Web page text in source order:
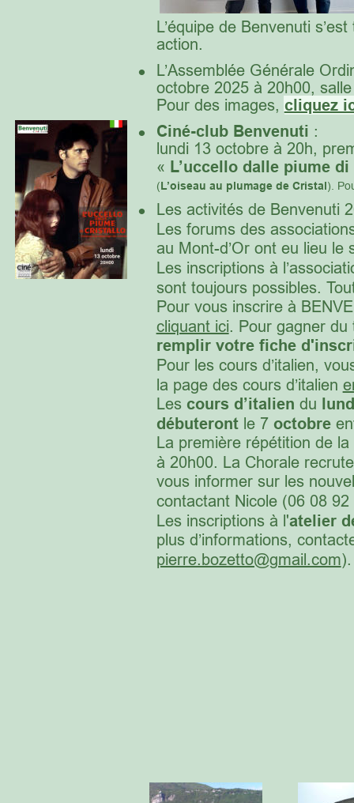
L’équipe de Benvenuti
action.
•
L’Assemblée Générale
octobre 2025 à 20h00,
Pour des images, cliquez
• Ciné-club Benvenuti :
lundi 13 octobre à 20h,
« L’uccello dalle piume
(L’oiseau au plumage de Cristal).
•
Les activités de Benvenuti
Les forums des
au Mont-d’Or ont eu lieu le
Les inscriptions à
sont toujours possibles.
Pour vous inscrire à
cliquant ici. Pour gagner
remplir votre fiche
Pour les cours d’italien,
la page des cours d’italien
Les cours d’italien du
débuteront le 7 octobre
La première répétition de la
à 20h00. La Chorale
vous informer sur les
contactant Nicole (06 08
Les inscriptions à l'atelier
plus d’informations,
pierre.bozetto@gmail.com).